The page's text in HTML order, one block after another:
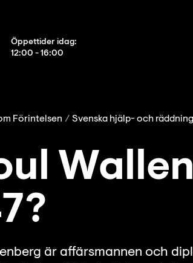
Öppettider idag:
12:00 - 16:00
Förintelsen Svenska hjälp- och
är affärsmannen och